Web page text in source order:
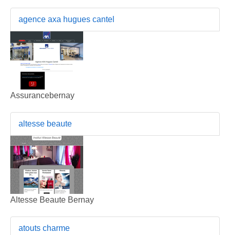
agence axa hugues cantel
Assurancebernay
altesse beaute
Altesse Beaute Bernay
atouts charme